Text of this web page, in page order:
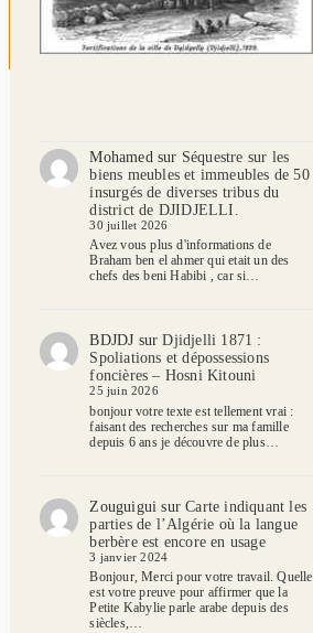
Mohamed sur Séquestre sur les
biens meubles et immeubles de 50
insurgés de diverses tribus du
district de DJIDJELLI.
30 juillet 2026
Avez vous plus d'informations de
Braham ben el ahmer qui etait un des
chefs des beni Habibi , car si…
BDJDJ surDjidjelli 1871 :
Spoliations et dépossessions
foncières – Hosni Kitouni
25 juin 2026
bonjour votre texte est tellement vrai :
faisant des recherches sur ma famille
depuis 6 ans je découvre de plus…
Zouguigui surCarte indiquant les
parties de l’Algérie où la langue
berbère est encore en usage
3 janvier 2024
Bonjour, Merci pour votre travail. Quelle
est votre preuve pour affirmer que la
Petite Kabylie parle arabe depuis des
siècles,…